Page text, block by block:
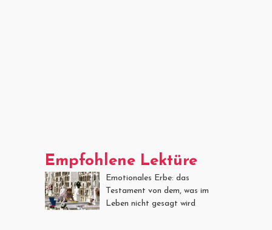
Empfohlene Lektüre
Emotionales Erbe: das
Testament von dem, was im
Leben nicht gesagt wird